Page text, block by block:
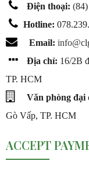
Điện thoại: (
Hotline:
Email: info@c
Địa chỉ: 16/2B
TP. HCM
Văn phòng đại
Gò Vấp, TP. HCM
ACCEPT